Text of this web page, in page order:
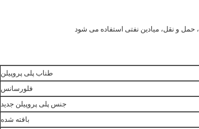
حمل و نقل، میادین نفتی استفاده می شود
طناب پلی پروپیلن
فلورسانس
جنس پلی پروپیلن جدید
بافته شده